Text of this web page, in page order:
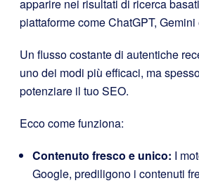
apparire nei risultati di ricerca
piattaforme come ChatGPT,
Un flusso costante di autentiche
uno dei modi più efficaci, ma
potenziare il tuo SEO.
Ecco come funziona:
Contenuto fresco e unico: I
Google, prediligono i contenuti